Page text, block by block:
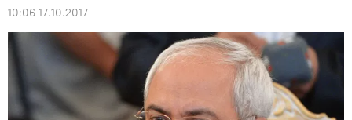
10:06 17.10.2017